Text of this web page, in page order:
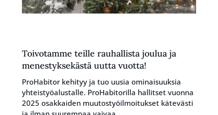
Toivotamme teille rauhallista joulua ja
menestyksekästä uutta vuotta!
ProHabitor kehityy ja tuo uusia ominaisuuksia
yhteistyöalustalle. ProHabitorilla hallitset vuonna
2025 osakkaiden muutostyöilmoitukset kätevästi